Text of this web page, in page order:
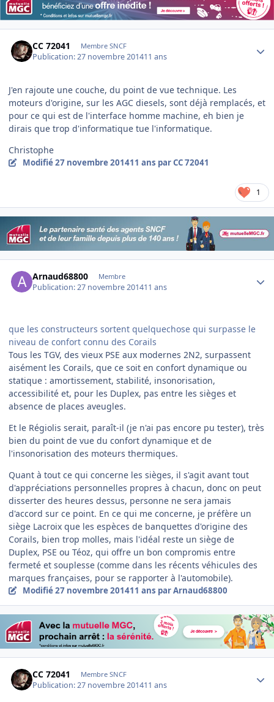
CC 72041 Membre SNCF
Publication:27 novembre 201411 ans
J'en rajoute une couche, du point de vue technique. Les
moteurs d'origine, sur les AGC diesels, sont déjà remplacés, et
pour ce qui est de l'interface homme machine, eh bien je
dirais que trop d'informatique tue l'informatique.
Christophe
Modifié27 novembre 201411 ans par CC 72041
1
Arnaud68800 Membre
Publication:27 novembre 201411 ans
que les constructeurs sortent quelquechose qui surpasse le
niveau de confort connu des Corails
Tous les TGV, des vieux PSE aux modernes 2N2, surpassent
aisément les Corails, que ce soit en confort dynamique ou
statique : amortissement, stabilité, insonorisation,
accessibilité et, pour les Duplex, pas entre les sièges et
absence de places aveugles.
Et le Régiolis serait, paraît-il (je n'ai pas encore pu tester), très
bien du point de vue du confort dynamique et de
l'insonorisation des moteurs thermiques.
Quant à tout ce qui concerne les sièges, il s'agit avant tout
d'appréciations personnelles propres à chacun, donc on peut
disserter des heures dessus, personne ne sera jamais
d'accord sur ce point. En ce qui me concerne, je préfère un
siège Lacroix que les espèces de banquettes d'origine des
Corails, bien trop molles, mais l'idéal reste un siège de
Duplex, PSE ou Téoz, qui offre un bon compromis entre
fermeté et souplesse (comme dans les récents véhicules des
marques françaises, pour se rapporter à l'automobile).
Modifié27 novembre 201411 ans par Arnaud68800
CC 72041 Membre SNCF
Publication:27 novembre 201411 ans